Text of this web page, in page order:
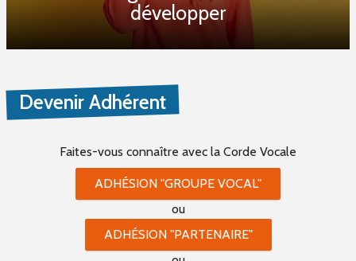
développer
Devenir Adhérent
Faites-vous connaître avec la Corde Vocale
ADHÉSION "GROUPE VOCAL"
ou
ADHÉSION "PARTENAIRE"